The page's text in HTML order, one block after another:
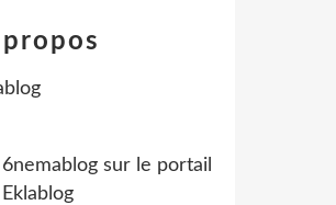
6nemablog sur le portail
Eklablog